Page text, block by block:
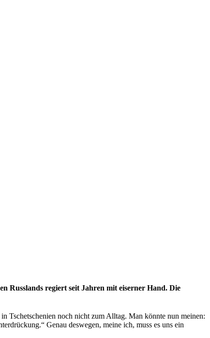
Russlands regiert seit Jahren mit eiserner Hand. Die
Tschetschenien noch nicht zum Alltag. Man könnte nun meinen:
Genau deswegen, meine ich, muss es uns ein